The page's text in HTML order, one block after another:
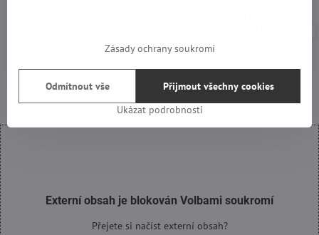
Externí obsah je blokován Volbami soukromí
Přejete si načíst externí obsah?
Zásady ochrany soukromí
Ukázat podrobnosti
Přijmout všechny cookies
Odmítnout vše